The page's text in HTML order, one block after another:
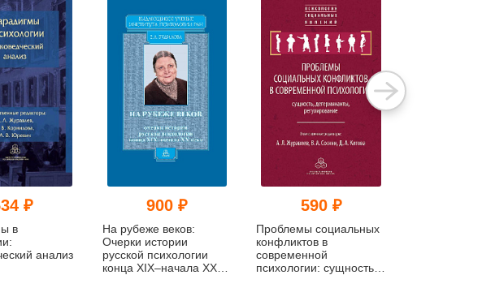
₽
в
анализ
900 ₽
На рубеже веков:
Очерки истории
русской психологии
конца XIX–начала ХХ
590 ₽
Проблемы социальных
конфликтов в
современной
психологии: сущность,